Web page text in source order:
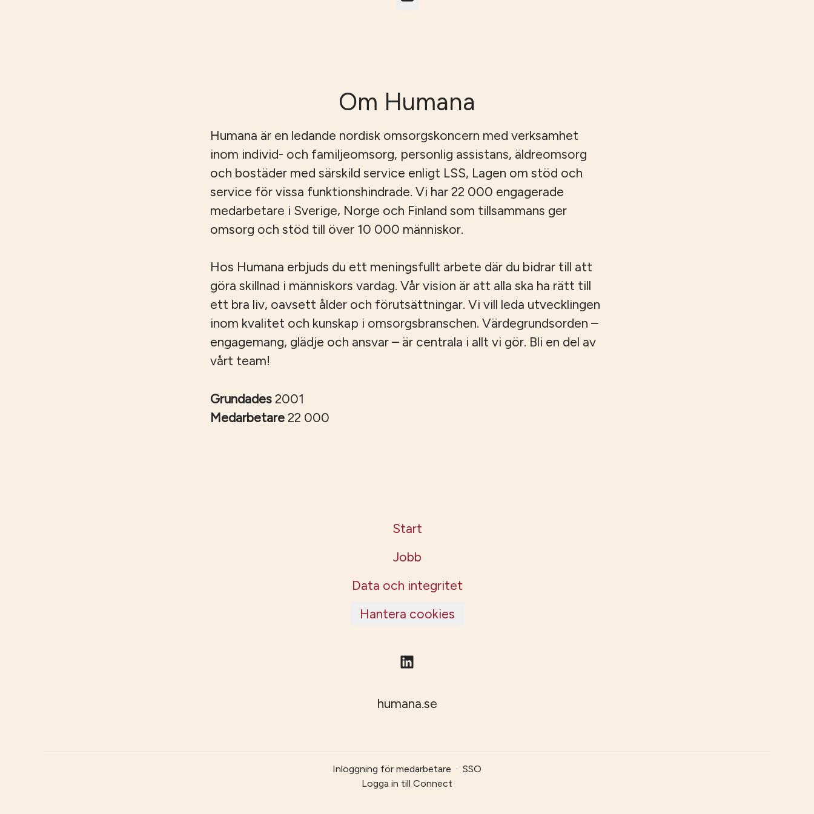
Om Humana
Humana är en ledande nordisk omsorgskoncern med verksamhet
inom individ- och familjeomsorg, personlig assistans, äldreomsorg
och bostäder med särskild service enligt LSS, Lagen om stöd och
service för vissa funktionshindrade. Vi har 22 000 engagerade
medarbetare i Sverige, Norge och Finland som tillsammans ger
omsorg och stöd till över 10 000 människor.
Hos Humana erbjuds du ett meningsfullt arbete där du bidrar till att
göra skillnad i människors vardag. Vår vision är att alla ska ha rätt till
ett bra liv, oavsett ålder och förutsättningar. Vi vill leda utvecklingen
inom kvalitet och kunskap i omsorgsbranschen. Värdegrundsorden –
engagemang, glädje och ansvar – är centrala i allt vi gör. Bli en del av
vårt team!
Grundades 2001
Medarbetare 22 000
Start
Jobb
Data och integritet
Hantera cookies
humana.se
Inloggning för medarbetare · SSO
Logga in till Connect